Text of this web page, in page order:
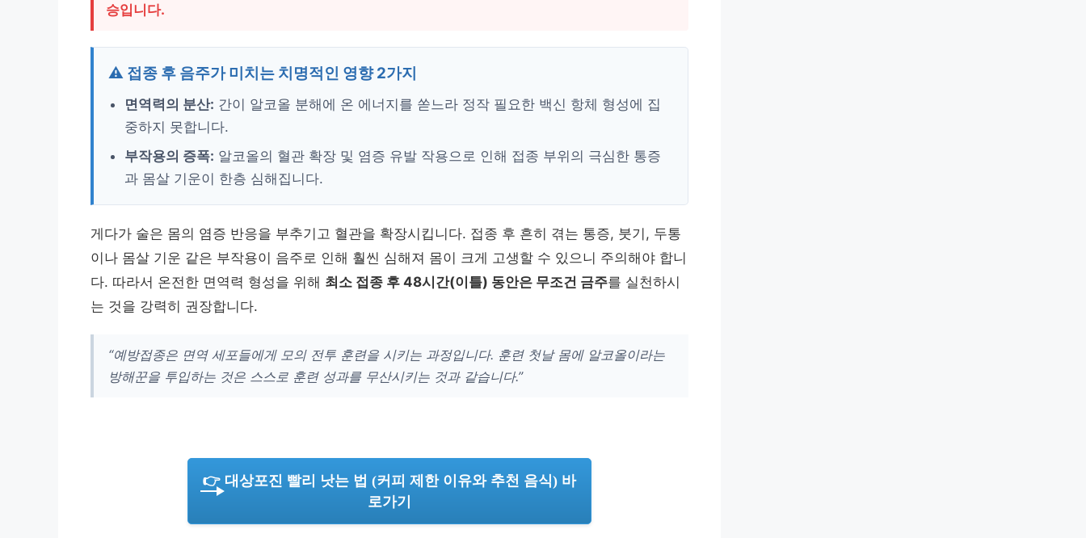
승입니다.
⚠️ 접종 후 음주가 미치는 치명적인 영향 2가지
면역력의 분산: 간이 알코올 분해에 온 에너지를 쏟느라 정작 필요한 백신 항체 형성에 집
중하지 못합니다.
부작용의 증폭: 알코올의 혈관 확장 및 염증 유발 작용으로 인해 접종 부위의 극심한 통증
과 몸살 기운이 한층 심해집니다.
게다가 술은 몸의 염증 반응을 부추기고 혈관을 확장시킵니다. 접종 후 흔히 겪는 통증, 붓기, 두통
이나 몸살 기운 같은 부작용이 음주로 인해 훨씬 심해져 몸이 크게 고생할 수 있으니 주의해야 합니
다. 따라서 온전한 면역력 형성을 위해 최소 접종 후 48시간(이틀) 동안은 무조건 금주를 실천하시
는 것을 강력히 권장합니다.
“예방접종은 면역 세포들에게 모의 전투 훈련을 시키는 과정입니다. 훈련 첫날 몸에 알코올이라는
방해꾼을 투입하는 것은 스스로 훈련 성과를 무산시키는 것과 같습니다.”
👉 대상포진 빨리 낫는 법 (커피 제한 이유와 추천 음식) 바
로가기